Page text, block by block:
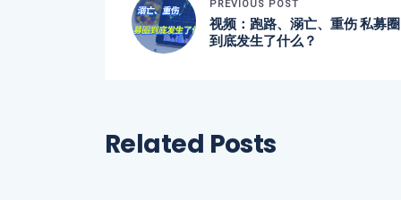
PREVIOUS POST
视频：跑路、溺亡、重伤 私募圈
到底发生了什么？
Related Posts